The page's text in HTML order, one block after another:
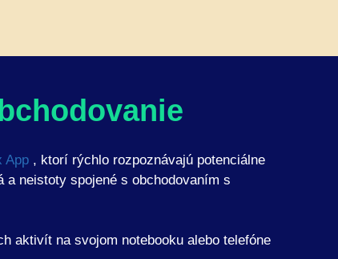
App , ktorí rýchlo rozpoznávajú potenciálne
neistoty spojené s obchodovaním s
aktivít na svojom notebooku alebo telefóne